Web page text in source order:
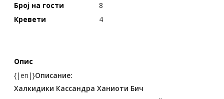
Број на гости
8
Кревети
4
Опис
{|en|}Описание:
Халкидики Кассандра Ханиоти Бич